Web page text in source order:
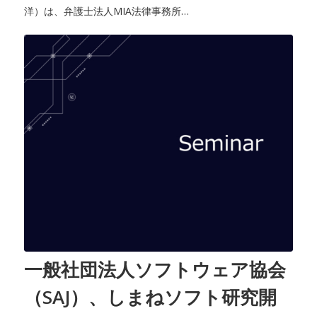
洋）は、弁護士法人MIA法律事務所…
一般社団法人ソフトウェア協会
（SAJ）、しまねソフト研究開